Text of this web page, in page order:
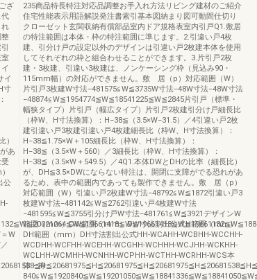
ざ
代
れ
整
室
イ
寸
）
あ
公
W
235商品特長特注対応品調整お手入れ方法リビング建材のご紹介
住宅性能表示用語解説発注書索引基本図納まり図可動間仕切り
クローゼット玄関収納有償部品室内ドア規格表室内引戸Q1.敷居
の特注範囲は本体・枠の特注範囲に準じます。2.引違い戸4枚
建、引分け戸の設定以外のデザインは引違い戸2枚建本体を使用
してそれぞれの枠と組合わせることができます。3.片引戸2枚
建・3枚建、引違い3枚建は、ノンケーシング枠（見込み90・
115mm幅）の対応ができません。敷 居（p）対応範囲（W）
片引戸3枚建W寸法−481575≦W≦3735W寸法−48W寸法−48W寸法
−48874≦W≦1954774≦W≦18541225≦W≦2845片引戸（標準・
幅狭タイプ）片引戸（幅広タイプ）片引戸2枚建引分け戸細長比
（枠W、H寸法換算）：H−38≦（3.5×W−31.5）／4引違い戸2枚
建引違い戸3枚建引違い戸4枚建細長比（枠W、H寸法換算）：
H−38≦1.75×W＋105細長比（枠W、H寸法換算）：
H−38≦（3.5×W＋560）／3細長比（枠W、H寸法換算）：
H−38≦（3.5×W＋549.5）／4Q1.本体DWとDHの比率（細長比）
が、DH≦3.5×DWにならない特注は、開閉に支障がでる恐れがあ
るため、表中の範囲内であっても製作できません。敷 居（p）
対応範囲（W）引違い戸2枚建W寸法−48792≦W≦1872引違い戸3
枚建W寸法−481142≦W≦2762引違い戸4枚建W寸法
−481595≦W≦3755引分け戸W寸法−481761≦W≦3921デザインW
範囲（mm）DW範囲（mm）DW寸法割出公式H範囲（mm）
DH範囲（mm）DH寸法割出公式HH-WCAHH-WCBHH-WCCHH-
WCDHH-WCFHH-WCEHH-WCGHH-WCHHH-WCJHH-WCKHH-
WCLHH-WCMHH-WCNHH-WCPHH-WCTHH-WCRHH-WCS本
体・枠